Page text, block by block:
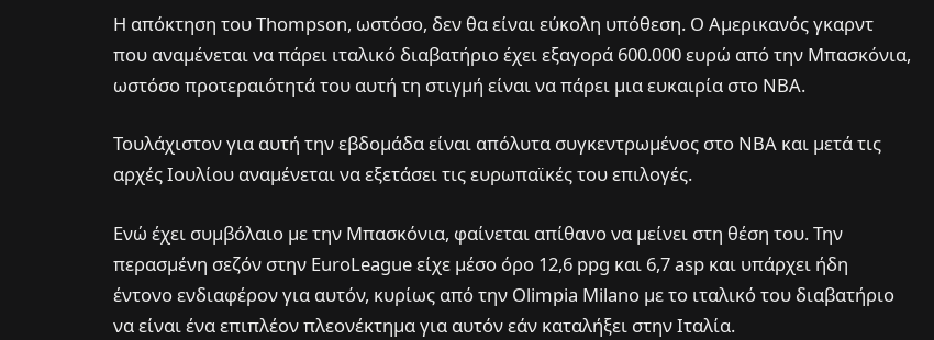
Η απόκτηση του Thompson, ωστόσο, δεν θα είναι εύκολη υπόθεση. Ο Αμερικανός γκαρντ
που αναμένεται να πάρει ιταλικό διαβατήριο έχει εξαγορά 600.000 ευρώ από την Μπασκόνια,
ωστόσο προτεραιότητά του αυτή τη στιγμή είναι να πάρει μια ευκαιρία στο ΝΒΑ.
Τουλάχιστον για αυτή την εβδομάδα είναι απόλυτα συγκεντρωμένος στο ΝΒΑ και μετά τις
αρχές Ιουλίου αναμένεται να εξετάσει τις ευρωπαϊκές του επιλογές.
Ενώ έχει συμβόλαιο με την Μπασκόνια, φαίνεται απίθανο να μείνει στη θέση του. Την
περασμένη σεζόν στην EuroLeague είχε μέσο όρο 12,6 ppg και 6,7 asp και υπάρχει ήδη
έντονο ενδιαφέρον για αυτόν, κυρίως από την Olimpia Milano με το ιταλικό του διαβατήριο
να είναι ένα επιπλέον πλεονέκτημα για αυτόν εάν καταλήξει στην Ιταλία.